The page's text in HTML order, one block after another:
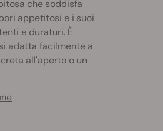
che soddisfa
appetitosi e i suoi
e duraturi. È
adatta facilmente a
all'aperto o un